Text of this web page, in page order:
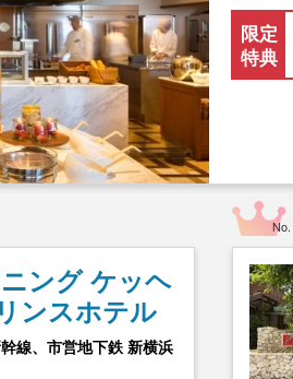
限定
特典
ング ケッヘ
ンスホテル
線、市営地下鉄 新横浜
No.